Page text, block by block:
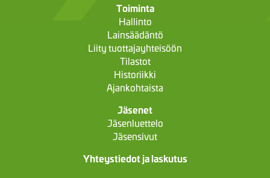
Toiminta
Hallinto
Lainsäädäntö
Liity tuottajayhteisöön
Tilastot
Historiikki
Ajankohtaista
Jäsenet
Jäsenluettelo
Jäsensivut
Yhteystiedot ja laskutus